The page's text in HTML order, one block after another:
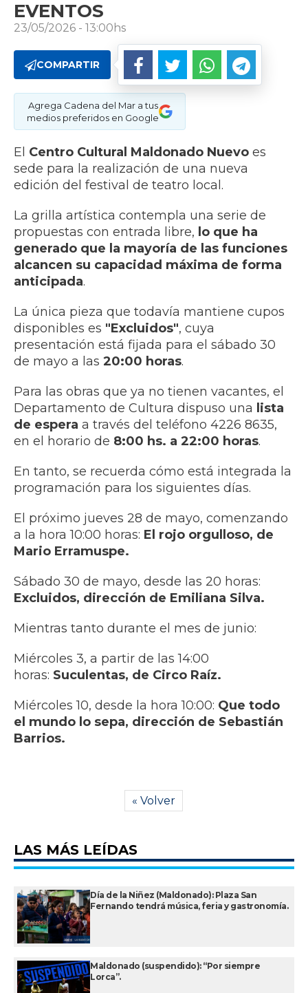
EVENTOS
23/05/2026 - 13:00hs
COMPARTIR
Agrega Cadena del Mar a tus
medios preferidos en Google
El Centro Cultural Maldonado Nuevo es
sede para la realización de una nueva
edición del festival de teatro local.
La grilla artística contempla una serie de
propuestas con entrada libre, lo que ha
generado que la mayoría de las funciones
alcancen su capacidad máxima de forma
anticipada.
La única pieza que todavía mantiene cupos
disponibles es "Excluidos", cuya
presentación está fijada para el sábado 30
de mayo a las 20:00 horas.
Para las obras que ya no tienen vacantes, el
Departamento de Cultura dispuso una lista
de espera a través del teléfono 4226 8635,
en el horario de 8:00 hs. a 22:00 horas.
En tanto, se recuerda cómo está integrada la
programación para los siguientes días.
El próximo jueves 28 de mayo, comenzando
a la hora 10:00 horas: El rojo orgulloso, de
Mario Erramuspe.
Sábado 30 de mayo, desde las 20 horas:
Excluidos, dirección de Emiliana Silva.
Mientras tanto durante el mes de junio:
Miércoles 3, a partir de las 14:00
horas: Suculentas, de Circo Raíz.
Miércoles 10, desde la hora 10:00: Que todo
el mundo lo sepa, dirección de Sebastián
Barrios.
« Volver
LAS MÁS LEÍDAS
Día de la Niñez (Maldonado): Plaza San
Fernando tendrá música, feria y gastronomía.
Maldonado (suspendido): “Por siempre
Lorca”.